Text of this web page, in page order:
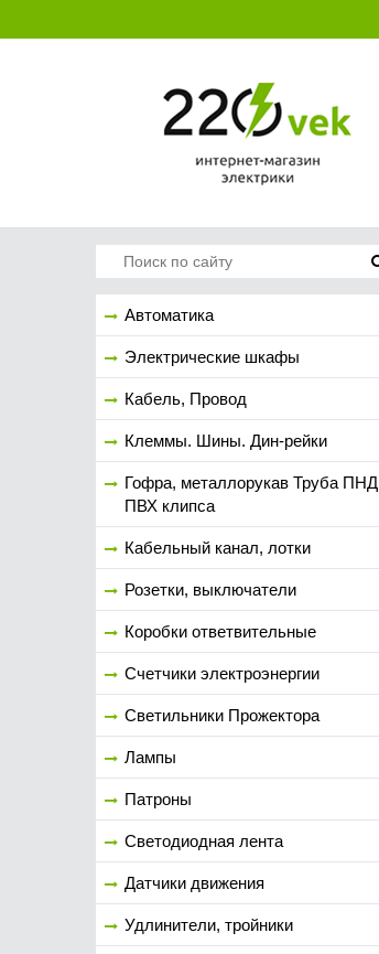
Автоматика
Электрические шкафы
Кабель, Провод
Клеммы. Шины. Дин-рейки
Гофра, металлорукав Труба ПНД
ПВХ клипса
Кабельный канал, лотки
Розетки, выключатели
Коробки ответвительные
Счетчики электроэнергии
Светильники Прожектора
Лампы
Патроны
Светодиодная лента
Датчики движения
Удлинители, тройники